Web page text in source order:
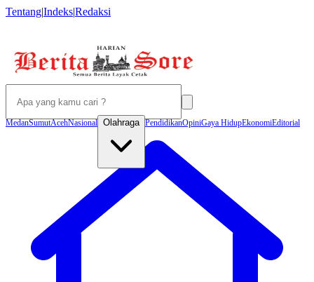
Tentang|Indeks|Redaksi
MedanSumutAcehNasional Olahraga PendidikanOpiniGaya HidupEkonomiEditorial